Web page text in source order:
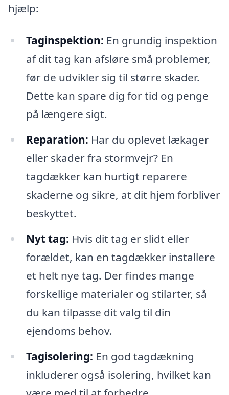
hjælp:
Taginspektion: En grundig inspektion
af dit tag kan afsløre små problemer,
før de udvikler sig til større skader.
Dette kan spare dig for tid og penge
på længere sigt.
Reparation: Har du oplevet lækager
eller skader fra stormvejr? En
tagdækker kan hurtigt reparere
skaderne og sikre, at dit hjem forbliver
beskyttet.
Nyt tag: Hvis dit tag er slidt eller
forældet, kan en tagdækker installere
et helt nye tag. Der findes mange
forskellige materialer og stilarter, så
du kan tilpasse dit valg til din
ejendoms behov.
Tagisolering: En god tagdækning
inkluderer også isolering, hvilket kan